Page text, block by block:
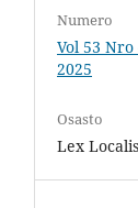
Numero
Vol 53 Nro
2025
Osasto
Lex Localis